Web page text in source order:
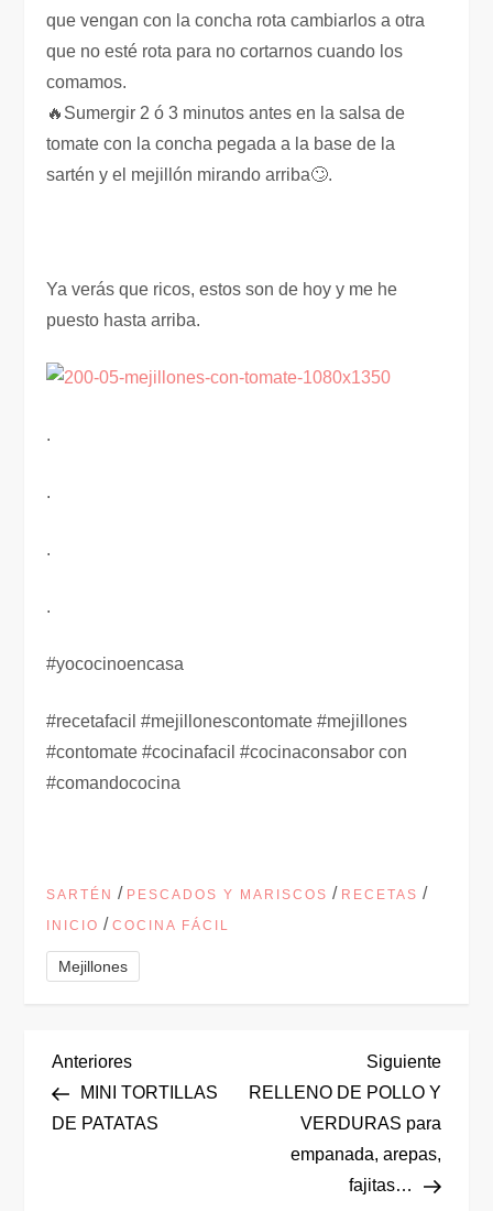
que vengan con la concha rota cambiarlos a otra
que no esté rota para no cortarnos cuando los
comamos.
🔥Sumergir 2 ó 3 minutos antes en la salsa de
tomate con la concha pegada a la base de la
sartén y el mejillón mirando arriba🙄.
Ya verás que ricos, estos son de hoy y me he
puesto hasta arriba.
.
.
.
.
#yococinoencasa
#recetafacil #mejillonescontomate #mejillones
#contomate #cocinafacil #cocinaconsabor con
#comandococina
SARTÉN / PESCADOS Y MARISCOS / RECETAS /
INICIO /COCINA FÁCIL
Mejillones
N
a
Entrada
anterior
Anteriores
MINI TORTILLAS
DE PATATAS
Siguiente
RELLENO DE POLLO Y
VERDURAS para
empanada, arepas,
fajitas…